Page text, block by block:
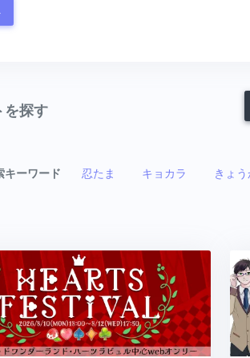
を探す
キーワード 忍たま キョカラ きょ